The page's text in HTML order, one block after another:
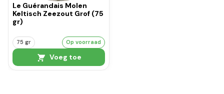
Le Guérandais Molen
Keltisch Zeezout Grof (75
gr)
75 gr Op voorraad
Voeg toe